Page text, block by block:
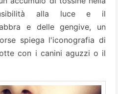
alla luce e il
e delle gengive, un
spiega l'iconografia di
con i canini aguzzi o il